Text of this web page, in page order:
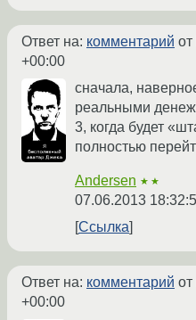
Ответ на: комментарий от
+00:00
сначала,
реальными
3, когда будет
полностью
Andersen ★★
07.06.2013
Ссылка
Ответ на: комментарий от
+00:00